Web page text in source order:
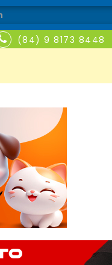
(84) 9 8173 8448